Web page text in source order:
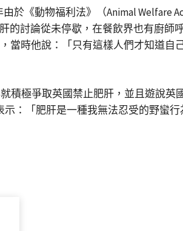
於《動物福利法》（Animal Welfare
的討論從未停歇，在餐飲界也有廚師
當時他說：「只有這樣人們才知道自
積極爭取英國禁止肥肝，並且遊說英
示：「肥肝是一種我無法忍受的野蠻